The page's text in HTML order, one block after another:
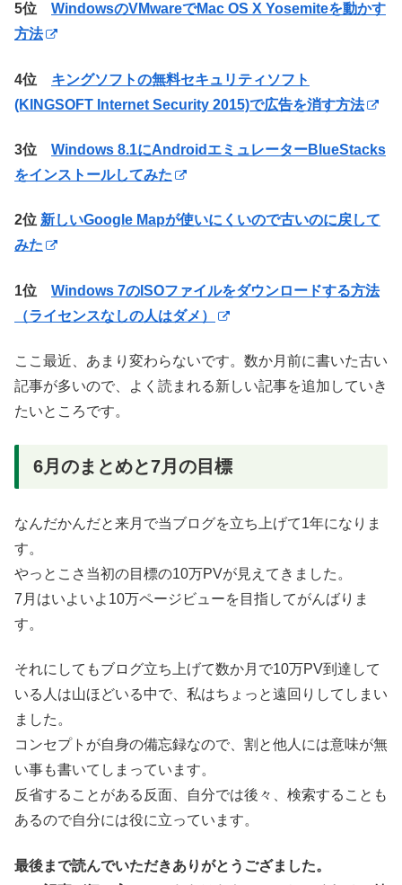
5位 WindowsのVMwareでMac OS X Yosemiteを動かす
方法
4位 キングソフトの無料セキュリティソフト
(KINGSOFT Internet Security 2015)で広告を消す方法
3位 Windows 8.1にAndroidエミュレーターBlueStacks
をインストールしてみた
2位 新しいGoogle Mapが使いにくいので古いのに戻して
みた
1位 Windows 7のISOファイルをダウンロードする方法
（ライセンスなしの人はダメ）
ここ最近、あまり変わらないです。数か月前に書いた古い
記事が多いので、よく読まれる新しい記事を追加していき
たいところです。
6月のまとめと7月の目標
なんだかんだと来月で当ブログを立ち上げて1年になりま
す。
やっとこさ当初の目標の10万PVが見えてきました。
7月はいよいよ10万ページビューを目指してがんばりま
す。
それにしてもブログ立ち上げて数か月で10万PV到達して
いる人は山ほどいる中で、私はちょっと遠回りしてしまい
ました。
コンセプトが自身の備忘録なので、割と他人には意味が無
い事も書いてしまっています。
反省することがある反面、自分では後々、検索することも
あるので自分には役に立っています。
最後まで読んでいただきありがとうござました。